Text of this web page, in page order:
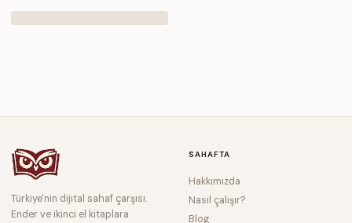
Türkiye'nin dijital sahaf çarşısı.
Ender ve ikinci el kitaplara
SAHAFTA
Hakkımızda
Nasıl çalışır?
Blog